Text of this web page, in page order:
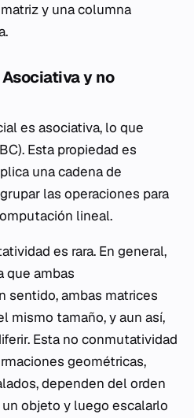
y una columna
y no
es asociativa, lo que
BC). Esta propiedad es
una cadena de
las operaciones para
lineal.
es rara. En general,
que ambas
sentido, ambas matrices
mismo tamaño, y aun así,
Esta no conmutatividad
geométricas,
dependen del orden
objeto y luego escalarlo